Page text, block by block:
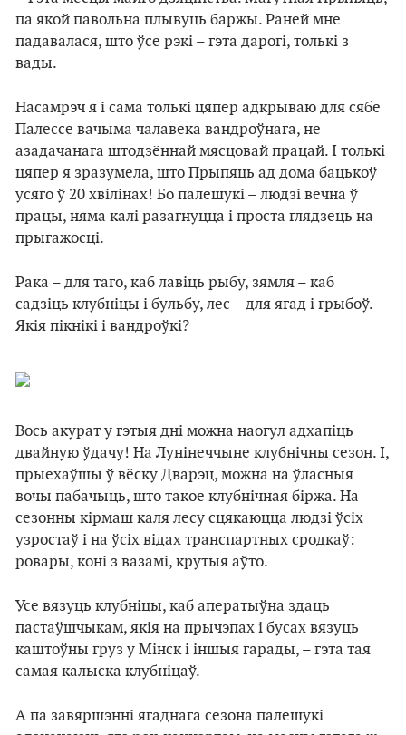
па якой павольна плывуць баржы. Раней мне
падавалася, што ўсе рэкі – гэта дарогі, толькі з
вады.
Насамрэч я і сама толькі цяпер адкрываю для сябе
Палессе вачыма чалавека вандроўнага, не
азадачанага штодзённай мясцовай працай. І толькі
цяпер я зразумела, што Прыпяць ад дома бацькоў
усяго ў 20 хвілінах! Бо палешукі – людзі вечна ў
працы, няма калі разагнуцца і проста глядзець на
прыгажосці.
Рака – для таго, каб лавіць рыбу, зямля – каб
садзіць клубніцы і бульбу, лес – для ягад і грыбоў.
Якія пікнікі і вандроўкі?
Вось акурат у гэтыя дні можна наогул адхапіць
двайную ўдачу! На Лунінеччыне клубнічны сезон. І,
прыехаўшы ў вёску Дварэц, можна на ўласныя
вочы пабачыць, што такое клубнічная біржа. На
сезонны кірмаш каля лесу сцякаюцца людзі ўсіх
узростаў і на ўсіх відах транспартных сродкаў:
ровары, коні з вазамі, крутыя аўто.
Усе вязуць клубніцы, каб аператыўна здаць
пастаўшчыкам, якія на прычэпах і бусах вязуць
каштоўны груз у Мінск і іншыя гарады, – гэта тая
самая калыска клубніцаў.
А па завяршэнні ягаднага сезона палешукі